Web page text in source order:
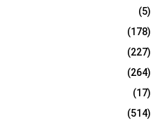
(5)
(178)
(227)
(264)
(17)
(514)